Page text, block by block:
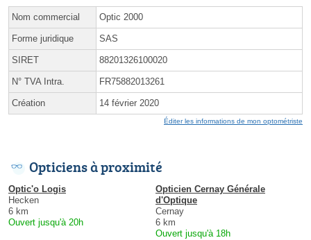
Nom commercial Optic 2000
Forme juridique SAS
SIRET 88201326100020
N° TVA Intra. FR75882013261
Création 14 février 2020
Éditer les informations de mon optométriste
Opticiens à proximité
Optic'o Logis
Hecken
6 km
Ouvert jusqu'à 20h
Opticien Cernay Générale
d'Optique
Cernay
6 km
Ouvert jusqu'à 18h